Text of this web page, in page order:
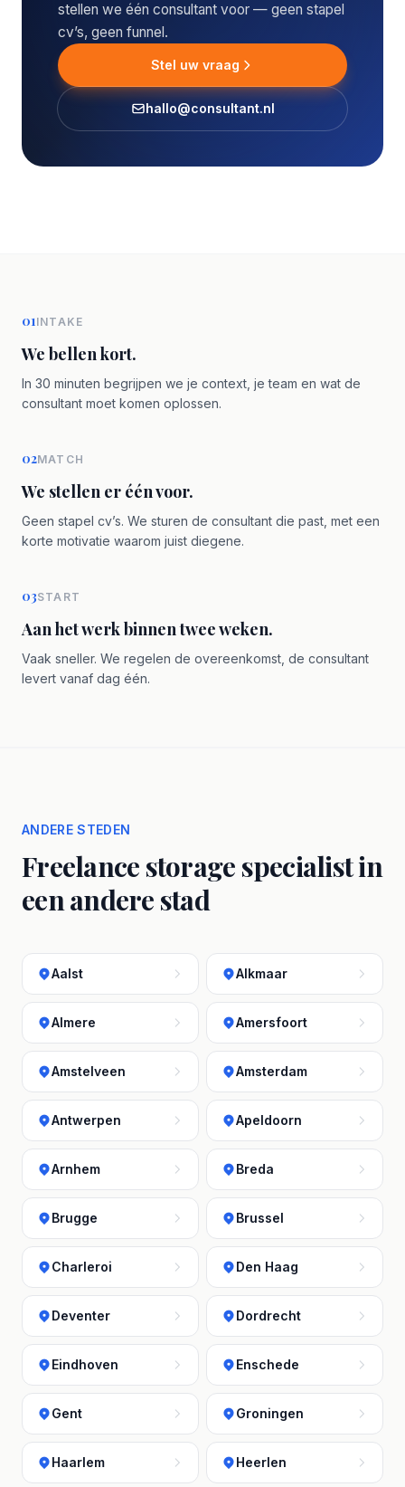
stellen we één consultant voor — geen stapel
cv’s, geen funnel.
Stel uw vraag
hallo@consultant.nl
01INTAKE
We bellen kort.
In 30 minuten begrijpen we je context, je team en wat de
consultant moet komen oplossen.
02MATCH
We stellen er één voor.
Geen stapel cv’s. We sturen de consultant die past, met een
korte motivatie waarom juist diegene.
03START
Aan het werk binnen twee weken.
Vaak sneller. We regelen de overeenkomst, de consultant
levert vanaf dag één.
ANDERE STEDEN
Freelance storage specialist in
een andere stad
Aalst Alkmaar
Almere Amersfoort
Amstelveen Amsterdam
Antwerpen Apeldoorn
Arnhem Breda
Brugge Brussel
Charleroi Den Haag
Deventer Dordrecht
Eindhoven Enschede
Gent Groningen
Haarlem Heerlen